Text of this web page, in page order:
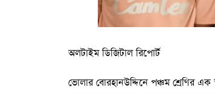
অলটাইম ডিজিটাল রিপোর্ট
ভোলার বোরহানউদ্দিনে পঞ্চম শ্রেণির